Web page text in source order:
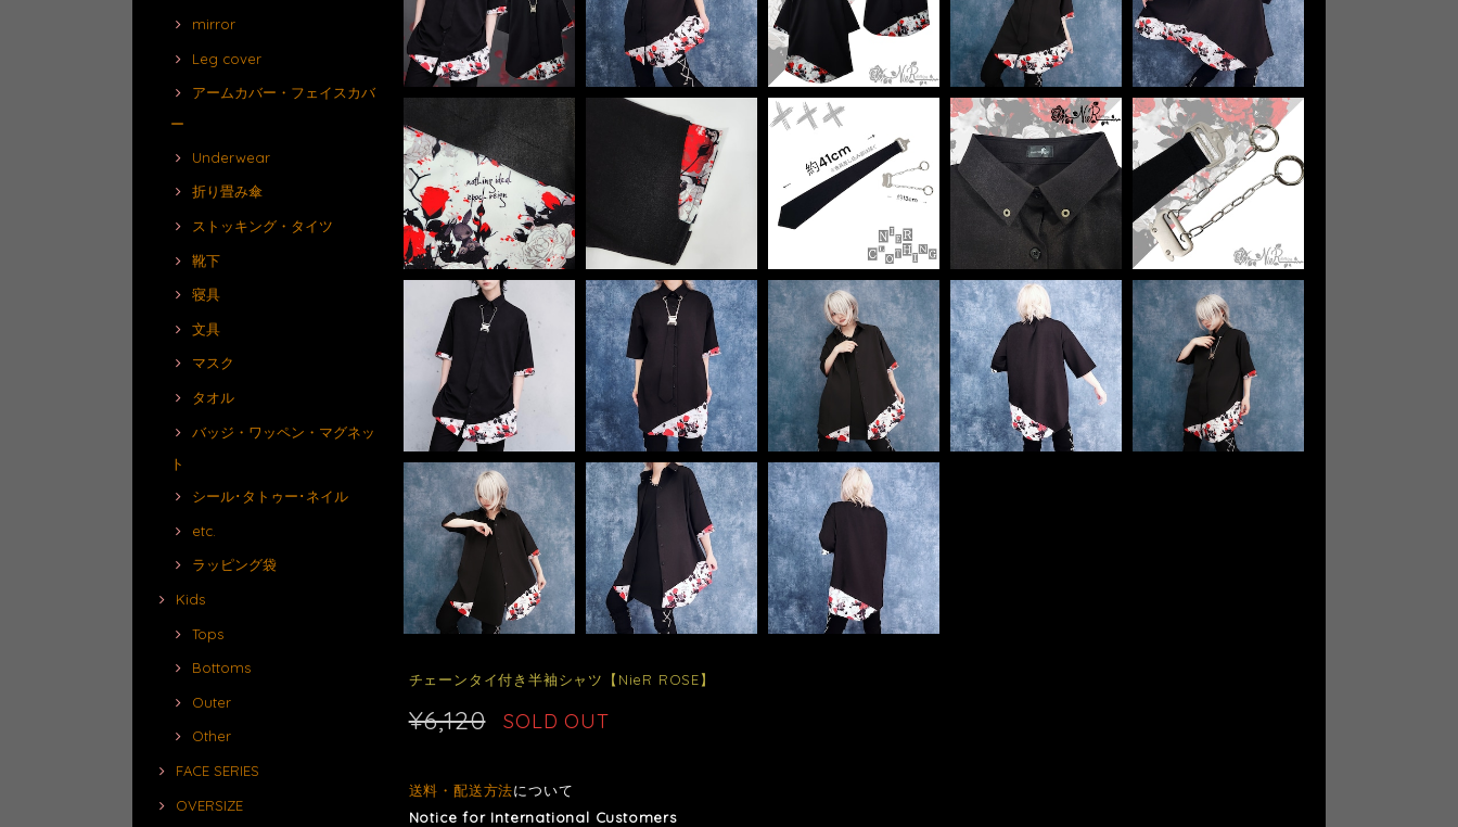
mirror
Leg cover
アームカバー・フェイスカバ
ー
Underwear
折り畳み傘
ストッキング・タイツ
靴下
寝具
文具
マスク
タオル
バッジ・ワッペン・マグネッ
ト
シール･タトゥー･ネイル
etc.
ラッピング袋
Kids
Tops
Bottoms
Outer
Other
FACE SERIES
OVERSIZE
チェーンタイ付き半袖シャツ【NieR ROSE】
¥6,120 SOLD OUT
送料・配送方法について
Notice for International Customers